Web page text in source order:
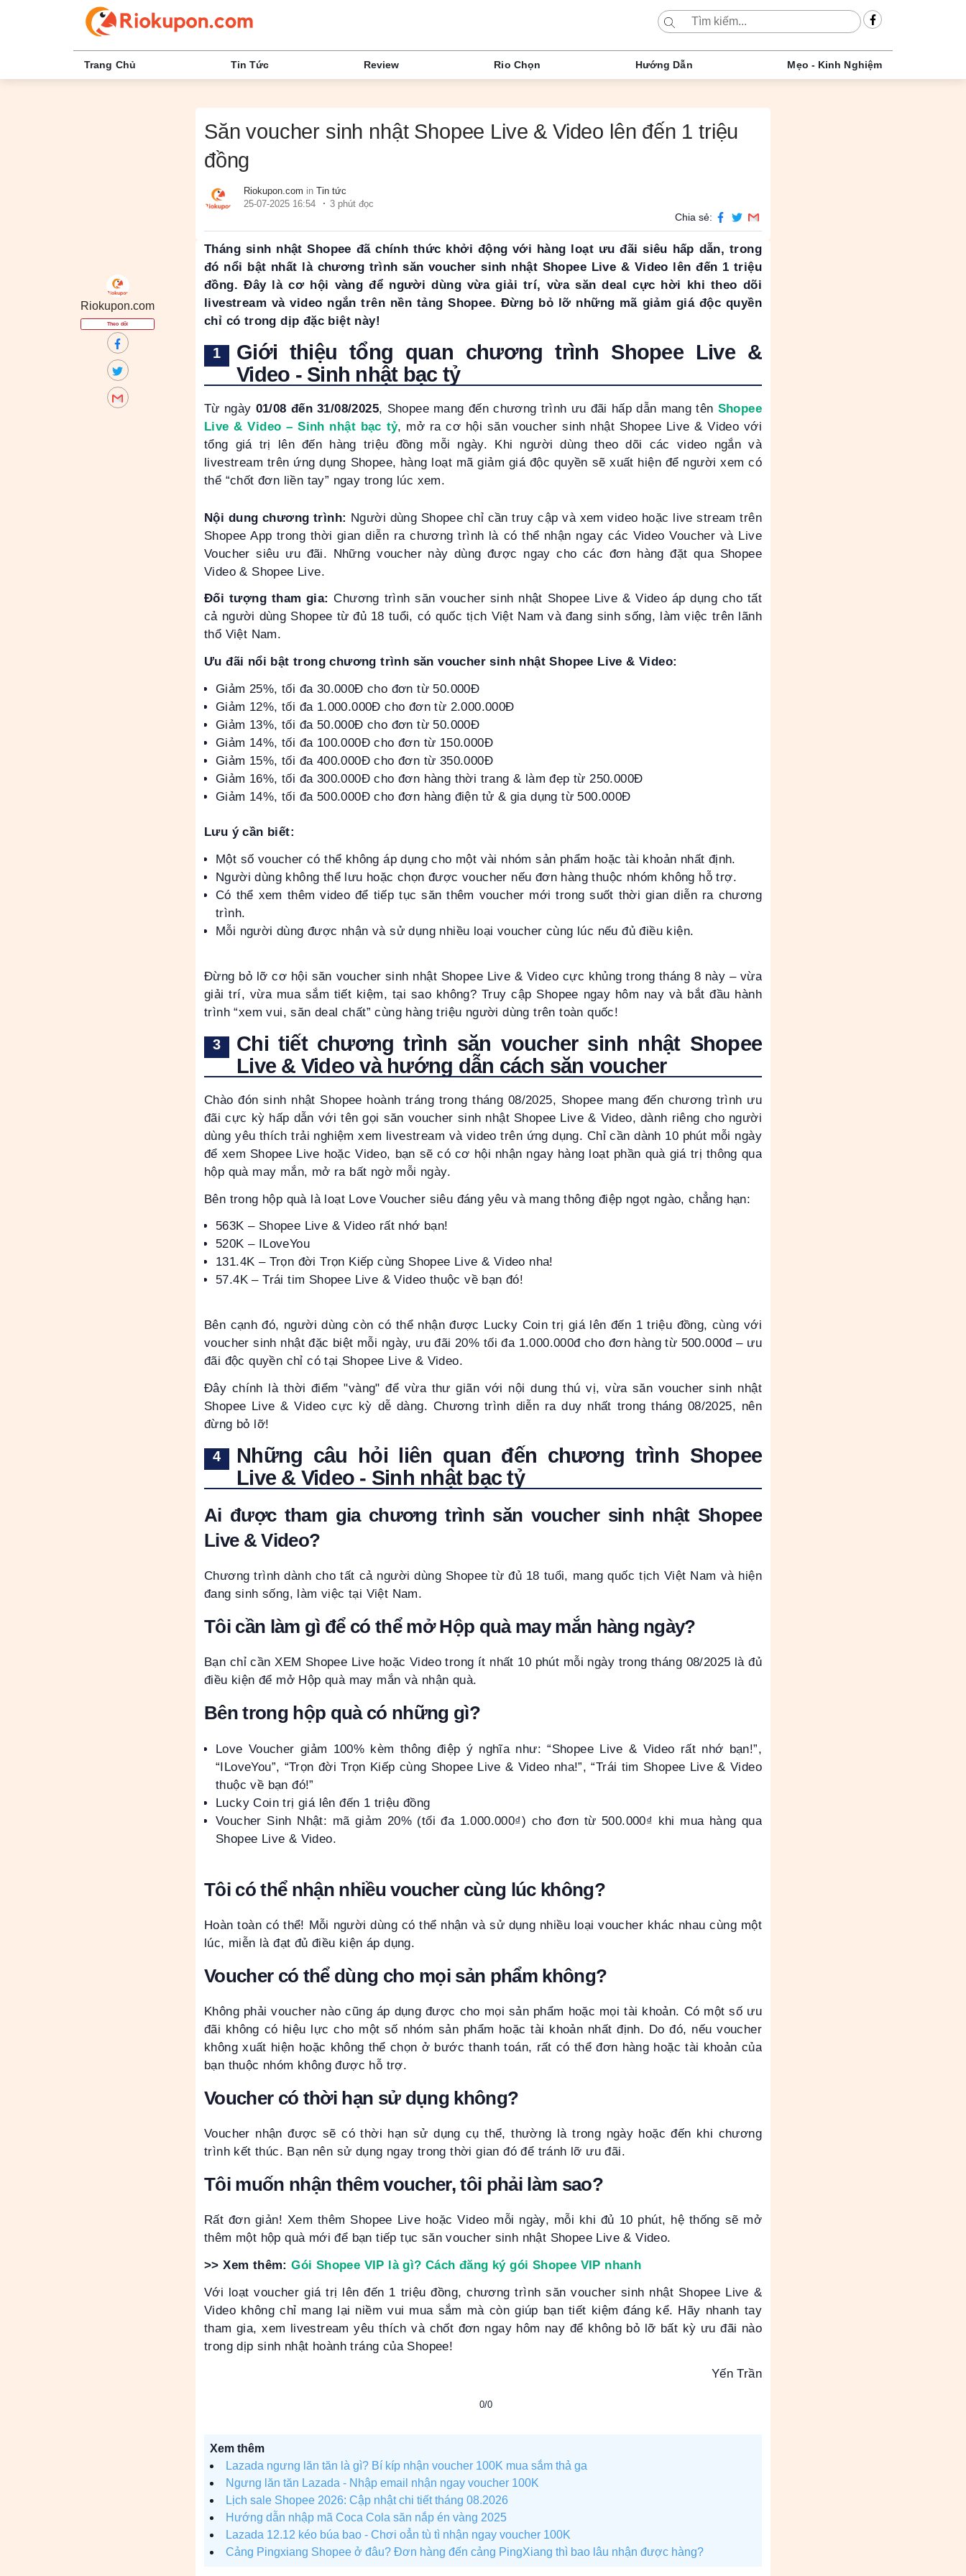
Trang Chủ Tin Tức Review Rio Chọn Hướng Dẫn Mẹo - Kinh Nghiệm
Săn voucher sinh nhật Shopee Live & Video lên đến 1 triệu
đồng
Riokupon.com in Tin tức
25-07-2025 16:54
3 phút đọc
Chia sẻ:
Riokupon.com
Theo dõi
Tháng sinh nhật Shopee đã chính thức khởi động với hàng loạt ưu đãi siêu hấp dẫn, trong
đó nổi bật nhất là chương trình săn voucher sinh nhật Shopee Live & Video lên đến 1 triệu
đồng. Đây là cơ hội vàng để người dùng vừa giải trí, vừa săn deal cực hời khi theo dõi
livestream và video ngắn trên nền tảng Shopee. Đừng bỏ lỡ những mã giảm giá độc quyền
chỉ có trong dịp đặc biệt này!
Giới thiệu tổng quan chương trình Shopee Live &
Video - Sinh nhật bạc tỷ
Từ ngày 01/08 đến 31/08/2025, Shopee mang đến chương trình ưu đãi hấp dẫn mang tên Shopee
Live & Video – Sinh nhật bạc tỷ, mở ra cơ hội săn voucher sinh nhật Shopee Live & Video với
tổng giá trị lên đến hàng triệu đồng mỗi ngày. Khi người dùng theo dõi các video ngắn và
livestream trên ứng dụng Shopee, hàng loạt mã giảm giá độc quyền sẽ xuất hiện để người xem có
thể “chốt đơn liền tay” ngay trong lúc xem.
Nội dung chương trình: Người dùng Shopee chỉ cần truy cập và xem video hoặc live stream trên
Shopee App trong thời gian diễn ra chương trình là có thể nhận ngay các Video Voucher và Live
Voucher siêu ưu đãi. Những voucher này dùng được ngay cho các đơn hàng đặt qua Shopee
Video & Shopee Live.
Đối tượng tham gia: Chương trìnhsăn voucher sinh nhật Shopee Live & Video áp dụng cho tất
cả người dùng Shopee từ đủ 18 tuổi, có quốc tịch Việt Nam và đang sinh sống, làm việc trên lãnh
thổ Việt Nam.
Ưu đãi nổi bật trong chương trình săn voucher sinh nhật Shopee Live & Video:
Giảm 25%, tối đa 30.000Đ cho đơn từ 50.000Đ
Giảm 12%, tối đa 1.000.000Đ cho đơn từ 2.000.000Đ
Giảm 13%, tối đa 50.000Đ cho đơn từ 50.000Đ
Giảm 14%, tối đa 100.000Đ cho đơn từ 150.000Đ
Giảm 15%, tối đa 400.000Đ cho đơn từ 350.000Đ
Giảm 16%, tối đa 300.000Đ cho đơn hàng thời trang & làm đẹp từ 250.000Đ
Giảm 14%, tối đa 500.000Đ cho đơn hàng điện tử & gia dụng từ 500.000Đ
Lưu ý cần biết:
Một số voucher có thể không áp dụng cho một vài nhóm sản phẩm hoặc tài khoản nhất định.
Người dùng không thể lưu hoặc chọn được voucher nếu đơn hàng thuộc nhóm không hỗ trợ.
Có thể xem thêm video để tiếp tục săn thêm voucher mới trong suốt thời gian diễn ra chương
trình.
Mỗi người dùng được nhận và sử dụng nhiều loại voucher cùng lúc nếu đủ điều kiện.
Đừng bỏ lỡ cơ hội săn voucher sinh nhật Shopee Live & Video cực khủng trong tháng 8 này – vừa
giải trí, vừa mua sắm tiết kiệm, tại sao không? Truy cập Shopee ngay hôm nay và bắt đầu hành
trình “xem vui, săn deal chất” cùng hàng triệu người dùng trên toàn quốc!
Chi tiết chương trình săn voucher sinh nhật Shopee
Live & Videovà hướng dẫn cách săn voucher
Chào đón sinh nhật Shopee hoành tráng trong tháng 08/2025, Shopee mang đến chương trình ưu
đãi cực kỳ hấp dẫn với tên gọi săn voucher sinh nhật Shopee Live & Video, dành riêng cho người
dùng yêu thích trải nghiệm xem livestream và video trên ứng dụng. Chỉ cần dành 10 phút mỗi ngày
để xem Shopee Live hoặc Video, bạn sẽ có cơ hội nhận ngay hàng loạt phần quà giá trị thông qua
hộp quà may mắn, mở ra bất ngờ mỗi ngày.
Bên trong hộp quà là loạt Love Voucher siêu đáng yêu và mang thông điệp ngọt ngào, chẳng hạn:
563K – Shopee Live & Video rất nhớ bạn!
520K – ILoveYou
131.4K – Trọn đời Trọn Kiếp cùng Shopee Live & Video nha!
57.4K – Trái tim Shopee Live & Video thuộc về bạn đó!
Bên cạnh đó, người dùng còn có thể nhận được Lucky Coin trị giá lên đến 1 triệu đồng, cùng với
voucher sinh nhật đặc biệt mỗi ngày, ưu đãi 20% tối đa 1.000.000đ cho đơn hàng từ 500.000đ – ưu
đãi độc quyền chỉ có tại Shopee Live & Video.
Đây chính là thời điểm "vàng" để vừa thư giãn với nội dung thú vị, vừa săn voucher sinh nhật
Shopee Live & Video cực kỳ dễ dàng. Chương trình diễn ra duy nhất trong tháng 08/2025, nên
đừng bỏ lỡ!
Những câu hỏi liên quan đến chương trình Shopee
Live & Video - Sinh nhật bạc tỷ
Ai được tham gia chương trình săn voucher sinh nhật Shopee
Live & Video?
Chương trình dành cho tất cả người dùng Shopee từ đủ 18 tuổi, mang quốc tịch Việt Nam và hiện
đang sinh sống, làm việc tại Việt Nam.
Tôi cần làm gì để có thể mở Hộp quà may mắn hàng ngày?
Bạn chỉ cần XEM Shopee Live hoặc Video trong ít nhất 10 phút mỗi ngày trong tháng 08/2025 là đủ
điều kiện để mở Hộp quà may mắn và nhận quà.
Bên trong hộp quà có những gì?
Love Voucher giảm 100% kèm thông điệp ý nghĩa như: “Shopee Live & Video rất nhớ bạn!”,
“ILoveYou”, “Trọn đời Trọn Kiếp cùng Shopee Live & Video nha!”, “Trái tim Shopee Live & Video
thuộc về bạn đó!”
Lucky Coin trị giá lên đến 1 triệu đồng
Voucher Sinh Nhật: mã giảm 20% (tối đa 1.000.000₫) cho đơn từ 500.000₫ khi mua hàng qua
Shopee Live & Video.
Tôi có thể nhận nhiều voucher cùng lúc không?
Hoàn toàn có thể! Mỗi người dùng có thể nhận và sử dụng nhiều loại voucher khác nhau cùng một
lúc, miễn là đạt đủ điều kiện áp dụng.
Voucher có thể dùng cho mọi sản phẩm không?
Không phải voucher nào cũng áp dụng được cho mọi sản phẩm hoặc mọi tài khoản. Có một số ưu
đãi không có hiệu lực cho một số nhóm sản phẩm hoặc tài khoản nhất định. Do đó, nếu voucher
không xuất hiện hoặc không thể chọn ở bước thanh toán, rất có thể đơn hàng hoặc tài khoản của
bạn thuộc nhóm không được hỗ trợ.
Voucher có thời hạn sử dụng không?
Voucher nhận được sẽ có thời hạn sử dụng cụ thể, thường là trong ngày hoặc đến khi chương
trình kết thúc. Bạn nên sử dụng ngay trong thời gian đó để tránh lỡ ưu đãi.
Tôi muốn nhận thêm voucher, tôi phải làm sao?
Rất đơn giản! Xem thêm Shopee Live hoặc Video mỗi ngày, mỗi khi đủ 10 phút, hệ thống sẽ mở
thêm một hộp quà mới để bạn tiếp tục săn voucher sinh nhật Shopee Live & Video.
>> Xem thêm:Gói Shopee VIP là gì? Cách đăng ký gói Shopee VIP nhanh
Với loạt voucher giá trị lên đến 1 triệu đồng, chương trình săn voucher sinh nhật Shopee Live &
Video không chỉ mang lại niềm vui mua sắm mà còn giúp bạn tiết kiệm đáng kể. Hãy nhanh tay
tham gia, xem livestream yêu thích và chốt đơn ngay hôm nay để không bỏ lỡ bất kỳ ưu đãi nào
trong dịp sinh nhật hoành tráng của Shopee!
Yến Trần
0/0
Xem thêm
Lazada ngưng lăn tăn là gì? Bí kíp nhận voucher 100K mua sắm thả ga
Ngưng lăn tăn Lazada - Nhập email nhận ngay voucher 100K
Lịch sale Shopee 2026: Cập nhật chi tiết tháng 08.2026
Hướng dẫn nhập mã Coca Cola săn nắp én vàng 2025
Lazada 12.12 kéo búa bao - Chơi oẳn tù tì nhận ngay voucher 100K
Cảng Pingxiang Shopee ở đâu? Đơn hàng đến cảng PingXiang thì bao lâu nhận được hàng?